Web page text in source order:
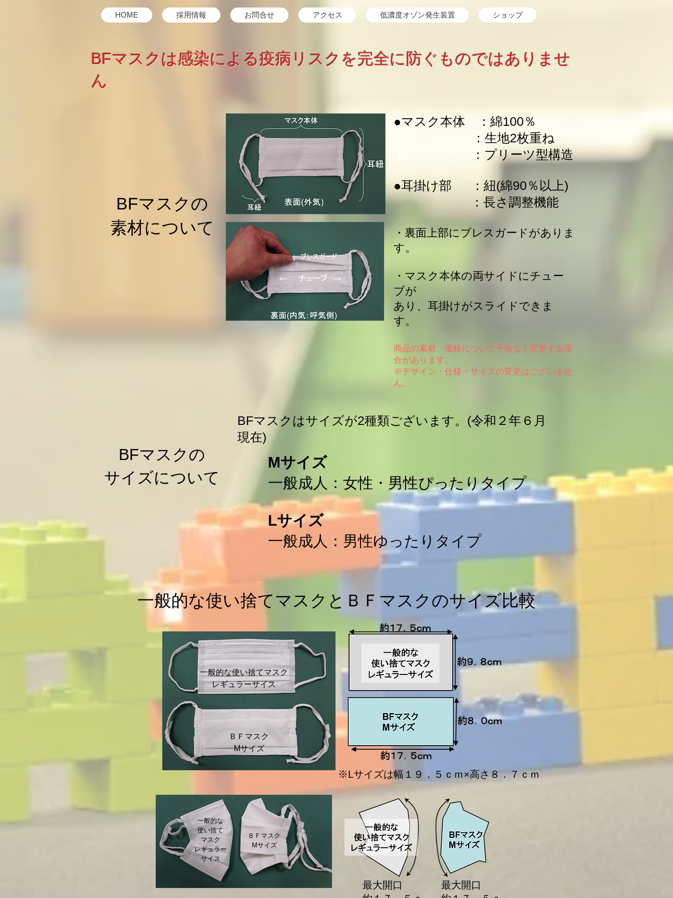
HOME 採用情報 お問合せ アクセス 低濃度オゾン発生装置 ショップ
BFマスクは感染による疫病リスクを完全に防ぐものではありませ
ん
​BFマスクの
素材について
●マスク本体 ：綿100％
：生地2枚重ね
：プリーツ型構造
●耳掛け部 ：紐(綿90％以上)
：長さ調整機能
・裏面上部にブレスガードがありま
す。
・マスク本体の両サイドにチュー
ブが
あり、耳掛けがスライドできま
す。
商品の素材、価格について予告なく変更する場
合があります。
※デザイン・仕様・サイズの変更はございませ
ん。
​BFマスクの
サイズについて
BFマスクはサイズが2種類ございます。(令和２年６月
現在)
Mサイズ
一般成人：女性・男性ぴったりタイプ
Lサイズ
一般成人：男性ゆったりタイプ
一般的な使い捨てマスクとＢＦマスクのサイズ比較
​一般的な使い捨てマスク
​レギュラーサイス
​ＢＦマスク
Mサイズ
※Lサイズは幅１９．５ｃｍ×高さ８．７ｃｍ
​一般的な
使い捨て
マスク
​レギュラー
サイス
​ＢＦマスク
Mサイズ
最大開口
最大開口